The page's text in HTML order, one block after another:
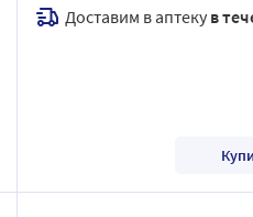
Доставим в аптеку в